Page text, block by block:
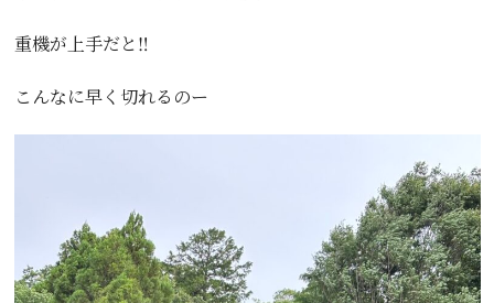
重機が上手だと‼️
こんなに早く切れるのー